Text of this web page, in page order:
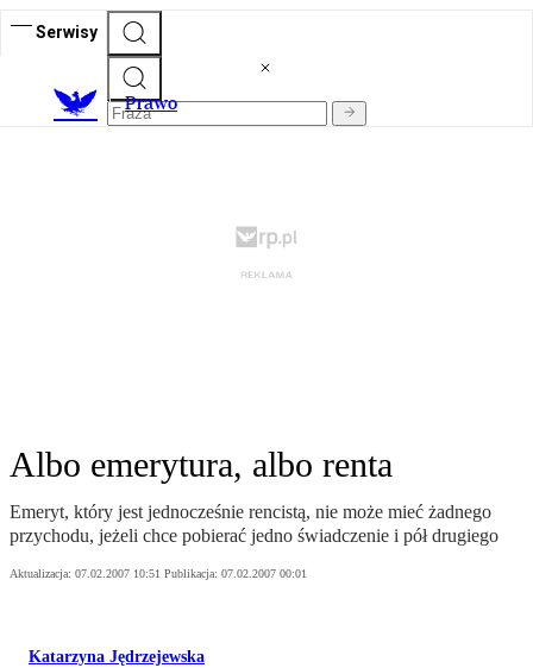
Serwisy
Prawo
Albo emerytura, albo renta
Emeryt, który jest jednocześnie rencistą, nie może mieć żadnego
przychodu, jeżeli chce pobierać jedno świadczenie i pół drugiego
Aktualizacja: 07.02.2007 10:51 Publikacja: 07.02.2007 00:01
Katarzyna Jędrzejewska